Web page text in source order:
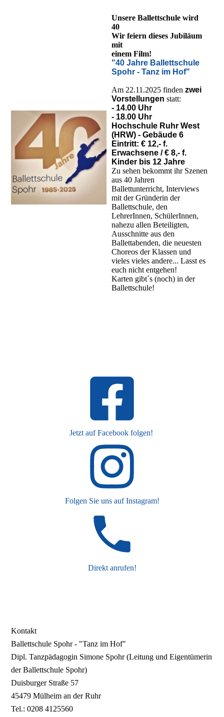
Unsere Ballettschule wird
40
Wir feiern dieses Jubiläum
mit
einem Film!
"40 Jahre Ballettschule
Spohr - Tanz im Hof"
Am 22.11.2025 findenzwei
Vorstellungen statt:
- 14.00 Uhr
- 18.00 Uhr
Hochschule Ruhr West
(HRW) - Gebäude 6
Eintritt: € 12,- f.
Erwachsene / € 8,- f.
Kinder bis 12 Jahre
Zu sehen bekommt ihr Szenen
aus 40 Jahren
Ballettunterricht, Interviews
mit der Gründerin der
Ballettschule, den
LehrerInnen, SchülerInnen,
nahezu allen Beteiligten,
Ausschnitte aus den
Ballettabenden, die neuesten
Choreos der Klassen und
vieles vieles andere... Lasst es
euch nicht entgehen!
Karten gibt´s (noch) in der
Ballettschule!
Jetzt auf Facebook folgen!
Folgen Sie uns auf Instagram!
Direkt anrufen!
Kontakt
Ballettschule Spohr - "Tanz im Hof"
Dipl. Tanzpädagogin Simone Spohr (Leitung und Eigentümerin
der Ballettschule Spohr)
Duisburger Straße 57
45479 Mülheim an der Ruhr
Tel.: 0208 4125560